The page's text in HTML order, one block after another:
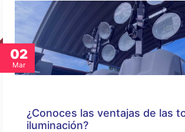
02
Mar
¿Conoces las ventajas de las
iluminación?